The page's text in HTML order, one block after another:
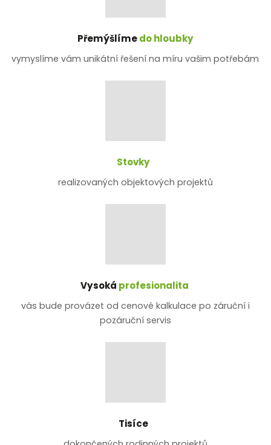
Přemýšlímedo hloubky
vymyslíme vám unikátní řešení na míru vašim potřebám
Stovky
realizovaných objektových projektů
Vysoká profesionalita
vás bude provázet od cenové kalkulace po záruční i
pozáruční servis
Tisíce